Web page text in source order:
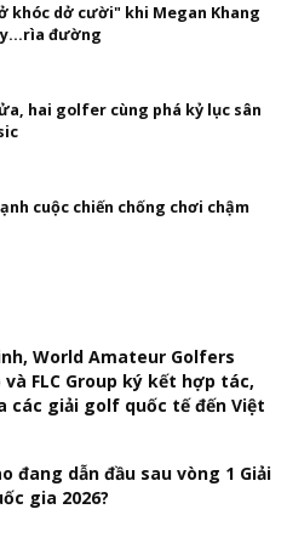
khóc dở cười" khi Megan Khang
đường
hai golfer cùng phá kỷ lục sân
cuộc chiến chống chơi chậm
World Amateur Golfers
FLC Group ký kết hợp tác,
giải golf quốc tế đến Việt
đang dẫn đầu sau vòng 1 Giải
gia 2026?